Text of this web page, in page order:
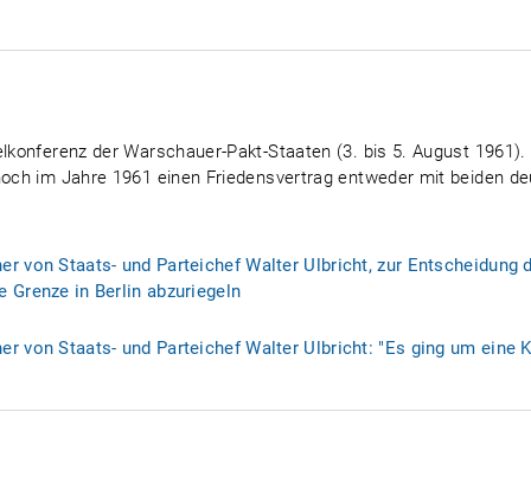
der Warschauer-Pakt-Staaten (3. bis 5. August
im Jahre 1961 einen Friedensvertrag entweder mit beiden
von Staats- und Parteichef Walter Ulbricht, zur Entscheidung
Grenze in Berlin abzuriegeln
von Staats- und Parteichef Walter Ulbricht: "Es ging um eine